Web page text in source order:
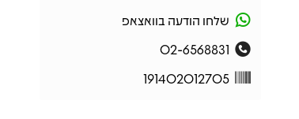
שלחו הודעה בוואצאפ
02-6568831
191402012705